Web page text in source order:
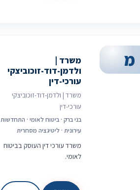
מ
משרד |
ולדמן-דוד-זוכוביצקי
עורכי-דין
משרד | ולדמן-דוד-זוכוביצקי
עורכי-דין
בני ברק · ביטוח לאומי · התחדשות
עירונית · ליטיגציה מסחרית
משרד עורכי דין העוסק בביטוח
לאומי.